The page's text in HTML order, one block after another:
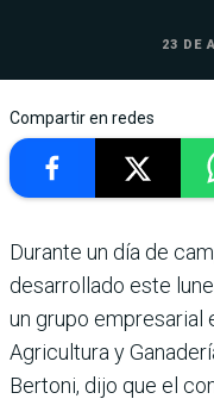
23 DE
Compartir en redes
Durante un día de
desarrollado este
un grupo empresarial
Agricultura y
Bertoni, dijo que el